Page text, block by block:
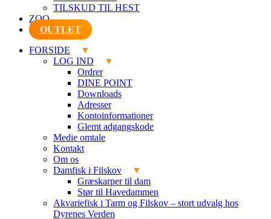
TILSKUD TIL HEST
ZOO
OUTLET
FORSIDE
LOG IND
Ordrer
DINE POINT
Downloads
Adresser
Kontoinformationer
Glemt adgangskode
Medie omtale
Kontakt
Om os
Damfisk i Filskov
Græskarper til dam
Stør til Havedammen
Akvariefisk i Tarm og Filskov – stort udvalg hos
Dyrenes Verden